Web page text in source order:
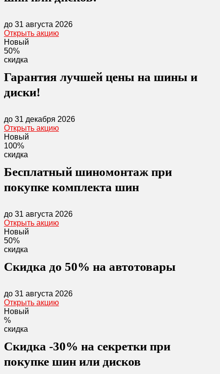
до 31 августа 2026
Открыть акцию
Новый
50%
скидка
Гарантия лучшей цены на шины и
диски!
до 31 декабря 2026
Открыть акцию
Новый
100%
скидка
Бесплатный шиномонтаж при
покупке комплекта шин
до 31 августа 2026
Открыть акцию
Новый
50%
скидка
Скидка до 50% на автотовары
до 31 августа 2026
Открыть акцию
Новый
%
скидка
Скидка -30% на секретки при
покупке шин или дисков